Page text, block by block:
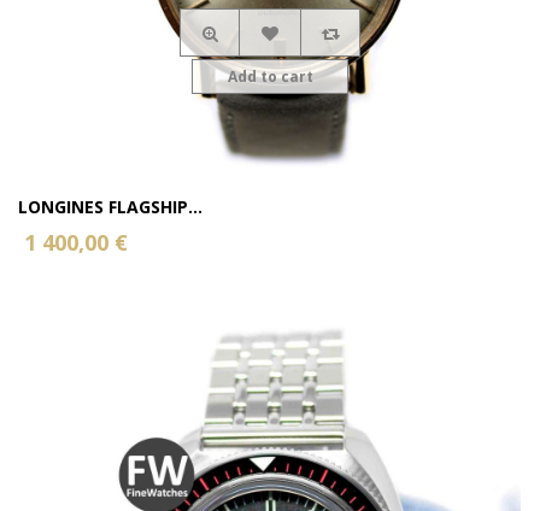
LONGINES FLAGSHIP...
1 400,00 €
Add to cart